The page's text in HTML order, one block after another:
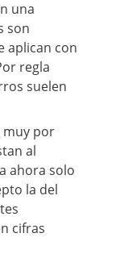
una
son
aplican con
regla
suelen
muy por
al
ahora solo
la del
cifras